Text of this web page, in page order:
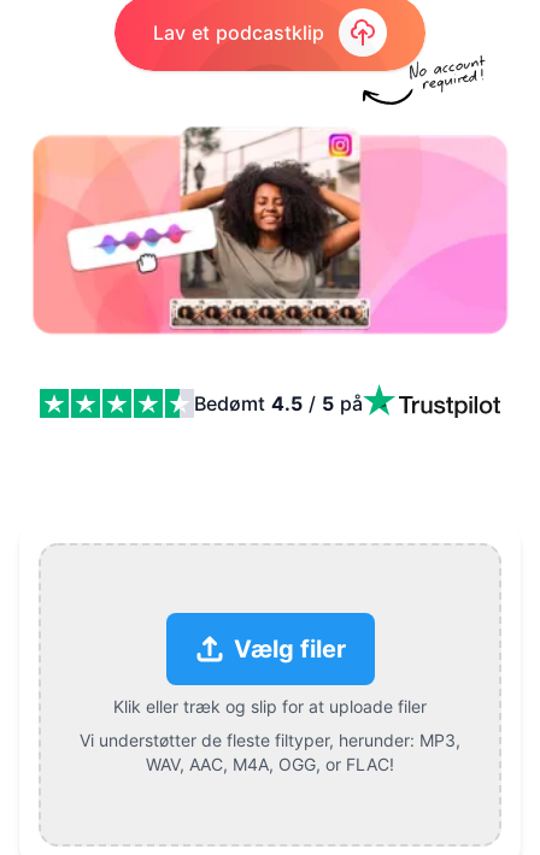
Lav et podcastklip
Bedømt 4.5 / 5 på
Vælg filer
Klik eller træk og slip for at uploade filer
Vi understøtter de fleste filtyper, herunder: MP3,
WAV, AAC, M4A, OGG, or FLAC!